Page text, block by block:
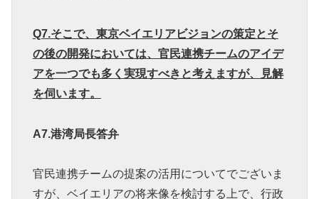
Q7.そこで、東京ベイエリアビジョンの策定とそ
の後の開発においては、官民連携チームのアイデ
アを一つでも多く実現すべきと考えますが、見解
を伺います。
A7.港湾局長答弁
官民連携チームの提案の活用についてでございま
すが、ベイエリアの将来像を検討する上で、行政